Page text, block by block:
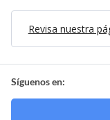
Revisa nuestra
Síguenos en: